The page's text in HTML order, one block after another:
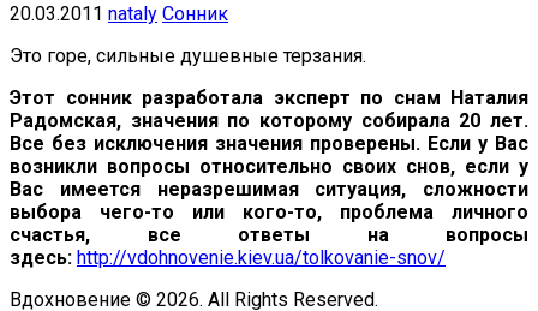
20.03.2011 nataly Сонник
Это горе, сильные душевные терзания.
Этот сонник разработала эксперт по снам Наталия
Радомская, значения по которому собирала 20 лет.
Все без исключения значения проверены. Если у Вас
возникли вопросы относительно своих снов, если у
Вас имеется неразрешимая ситуация, сложности
выбора чего-то или кого-то, проблема личного
счастья, все ответы на вопросы
здесь: http://vdohnovenie.kiev.ua/tolkovanie-snov/
Вдохновение © 2026. All Rights Reserved.